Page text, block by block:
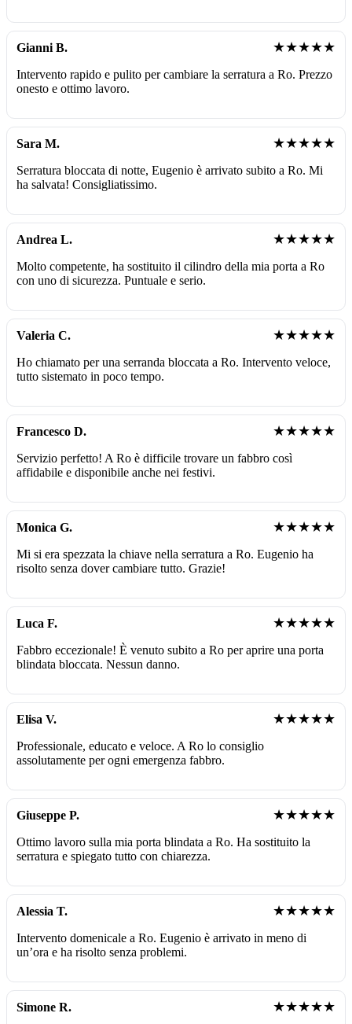
Gianni B. ★★★★★
Intervento rapido e pulito per cambiare la serratura a Ro. Prezzo
onesto e ottimo lavoro.
Sara M. ★★★★★
Serratura bloccata di notte, Eugenio è arrivato subito a Ro. Mi
ha salvata! Consigliatissimo.
Andrea L. ★★★★★
Molto competente, ha sostituito il cilindro della mia porta a Ro
con uno di sicurezza. Puntuale e serio.
Valeria C. ★★★★★
Ho chiamato per una serranda bloccata a Ro. Intervento veloce,
tutto sistemato in poco tempo.
Francesco D. ★★★★★
Servizio perfetto! A Ro è difficile trovare un fabbro così
affidabile e disponibile anche nei festivi.
Monica G. ★★★★★
Mi si era spezzata la chiave nella serratura a Ro. Eugenio ha
risolto senza dover cambiare tutto. Grazie!
Luca F. ★★★★★
Fabbro eccezionale! È venuto subito a Ro per aprire una porta
blindata bloccata. Nessun danno.
Elisa V. ★★★★★
Professionale, educato e veloce. A Ro lo consiglio
assolutamente per ogni emergenza fabbro.
Giuseppe P. ★★★★★
Ottimo lavoro sulla mia porta blindata a Ro. Ha sostituito la
serratura e spiegato tutto con chiarezza.
Alessia T. ★★★★★
Intervento domenicale a Ro. Eugenio è arrivato in meno di
un’ora e ha risolto senza problemi.
Simone R. ★★★★★